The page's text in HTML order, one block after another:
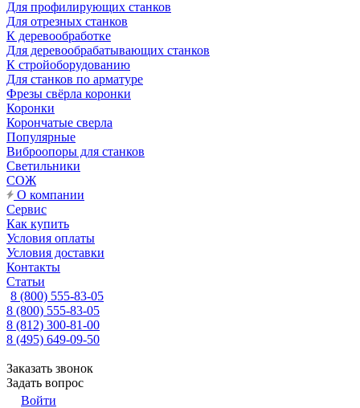
Для профилирующих станков
Для отрезных станков
К деревообработке
Для деревообрабатывающих станков
К стройоборудованию
Для станков по арматуре
Фрезы свёрла коронки
Коронки
Корончатые сверла
Популярные
Виброопоры для станков
Светильники
СОЖ
О компании
Сервис
Как купить
Условия оплаты
Условия доставки
Контакты
Статьи
8 (800) 555-83-05
8 (800) 555-83-05
8 (812) 300-81-00
8 (495) 649-09-50
Заказать звонок
Задать вопрос
Войти